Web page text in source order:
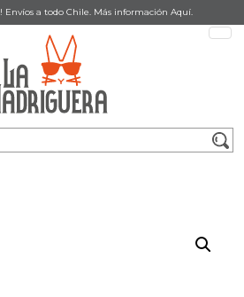
Envíos a todo Chile. Más información Aquí.